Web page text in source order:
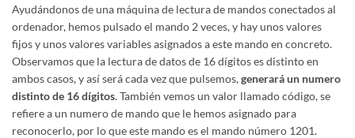
Ayudándonos de una máquina de lectura de mandos conectados al
ordenador, hemos pulsado el mando 2 veces, y hay unos valores
fijos y unos valores variables asignados a este mando en concreto.
Observamos que la lectura de datos de 16 dígitos es distinto en
ambos casos, y así será cada vez que pulsemos,generará un numero
distinto de 16 dígitos. También vemos un valor llamado código, se
refiere a un numero de mando que le hemos asignado para
reconocerlo, por lo que este mando es el mando número 1201.